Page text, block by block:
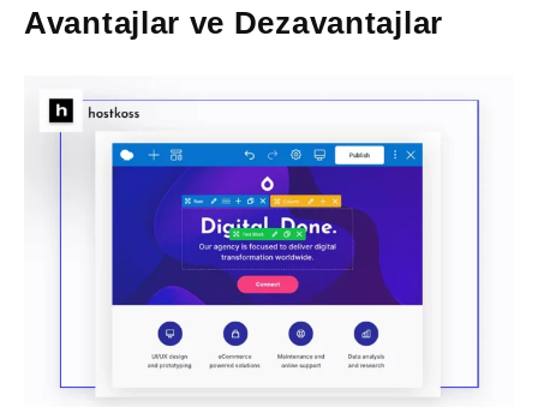
Avantajlar ve Dezavantajlar